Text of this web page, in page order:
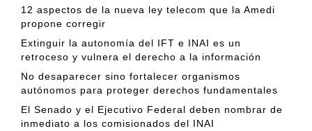
12 aspectos de la nueva ley telecom que la Amedi
propone corregir
Extinguir la autonomía del IFT e INAI es un
retroceso y vulnera el derecho a la información
No desaparecer sino fortalecer organismos
autónomos para proteger derechos fundamentales
El Senado y el Ejecutivo Federal deben nombrar de
inmediato a los comisionados del INAI